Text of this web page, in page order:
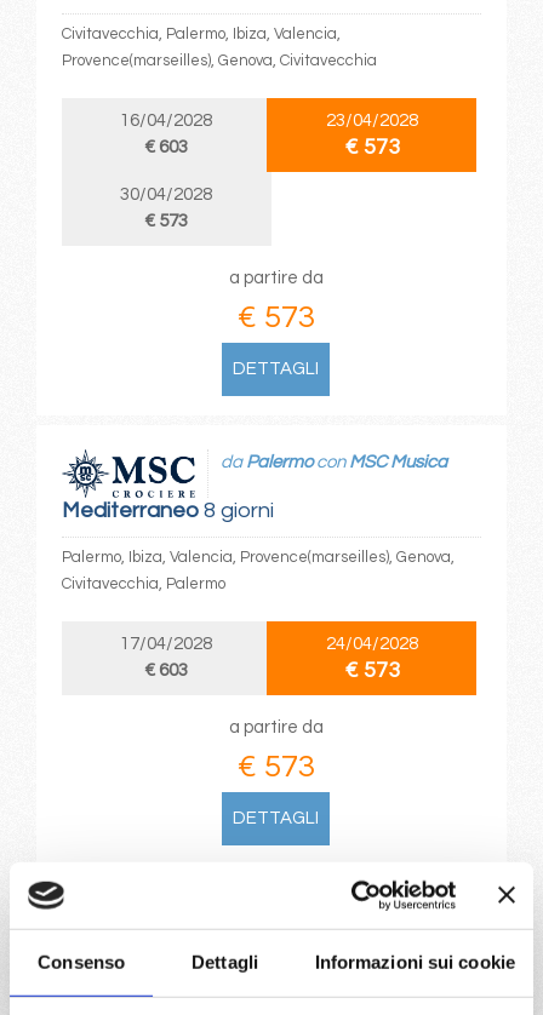
Consenso Dettagli Informazioni sui cookie
Civitavecchia, Palermo, Ibiza, Valencia,
Provence(marseilles), Genova, Civitavecchia
16/04/2028
€ 603
23/04/2028
€ 573
30/04/2028
€ 573
a partire da
€ 573
DETTAGLI
Mediterraneo8 giorni
da Palermocon MSC Musica
Palermo, Ibiza, Valencia, Provence(marseilles), Genova,
Civitavecchia, Palermo
17/04/2028
€ 603
24/04/2028
€ 573
a partire da
€ 573
DETTAGLI
Mediterraneo8 giorni
MSC Euribia